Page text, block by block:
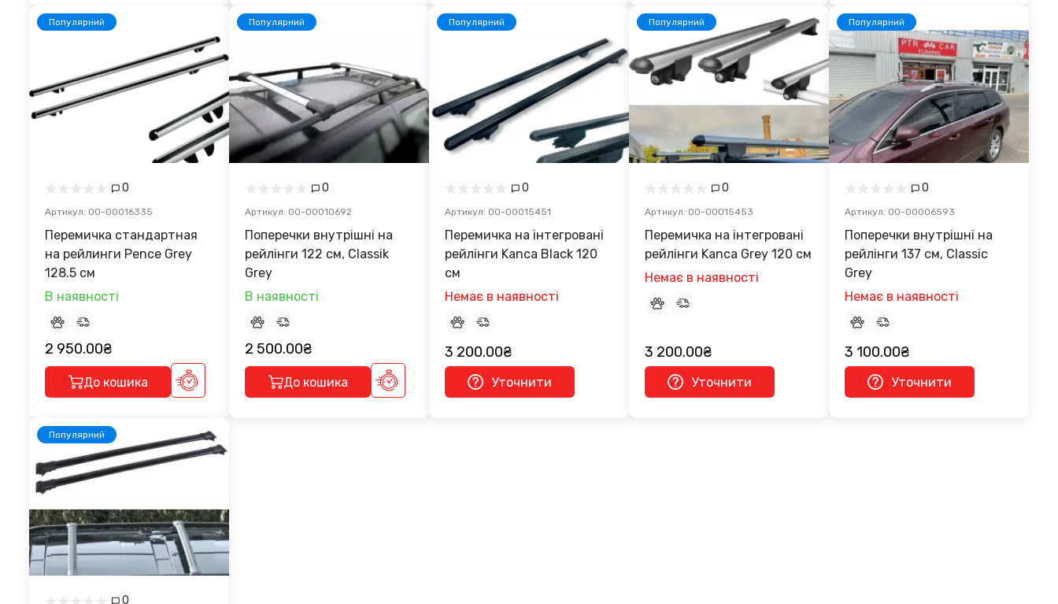
Популярний
0
Артикул: 00-00016335
Перемичка стандартная
на рейлинги Pence Grey
128.5 см
В наявності
2 950.00₴
До кошика
Популярний
0
Артикул: 00-00010692
Поперечки внутрішні на
рейлінги 122 см, Classik
Grey
В наявності
2 500.00₴
До кошика
Популярний
0
Артикул: 00-00015451
Перемичка на інтегровані
рейлінги Kanca Black 120
см
Немає в наявності
3 200.00₴
Уточнити
Популярний
0
Артикул: 00-00015453
Перемичка на інтегровані
рейлінги Kanca Grey 120 см
Немає в наявності
3 200.00₴
Уточнити
Популярний
0
Артикул: 00-00006593
Поперечки внутрішні на
рейлінги 137 см, Classic
Grey
Немає в наявності
3 100.00₴
Уточнити
Популярний
0